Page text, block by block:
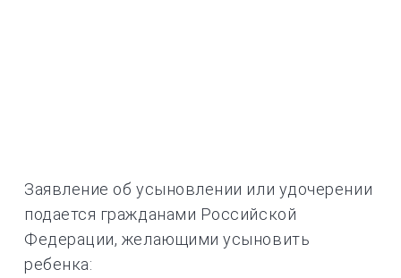
Заявление об усыновлении или удочерении
подается гражданами Российской
Федерации, желающими усыновить
ребенка: